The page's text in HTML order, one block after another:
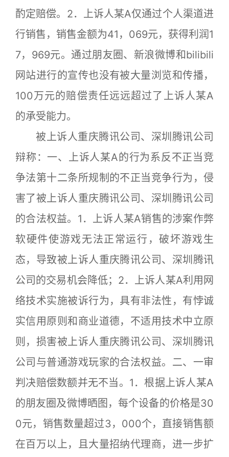
酌定赔偿。2．上诉人某A仅通过个人渠道进
行销售，销售金额为41，069元，获得利润1
7，969元。通过朋友圈、新浪微博和bilibili
网站进行的宣传也没有被大量浏览和传播，
100万元的赔偿责任远远超过了上诉人某A
的承受能力。
被上诉人重庆腾讯公司、深圳腾讯公司
辩称：一、上诉人某A的行为系反不正当竞
争法第十二条所规制的不正当竞争行为，侵
害了被上诉人重庆腾讯公司、深圳腾讯公司
的合法权益。1．上诉人某A销售的涉案作弊
软硬件使游戏无法正常运行，破坏游戏生
态，导致被上诉人重庆腾讯公司、深圳腾讯
公司的交易机会降低；2．上诉人某A利用网
络技术实施被诉行为，具有非法性，有悖诚
实信用原则和商业道德，不适用技术中立原
则，损害被上诉人重庆腾讯公司、深圳腾讯
公司与普通游戏玩家的合法权益。二、一审
判决赔偿数额并无不当。1．根据上诉人某A
的朋友圈及微博晒图，每个设备的价格是30
0元，销售数量超过3，000个，直接销售额
在百万以上，且大量招纳代理商，进一步扩